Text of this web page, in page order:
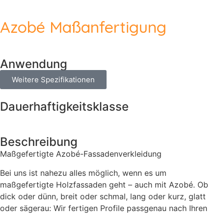
Azobé Maßanfertigung
Anwendung
Weitere Spezifikationen
Dauerhaftigkeitsklasse
Beschreibung
Maßgefertigte Azobé-Fassadenverkleidung
Bei uns ist nahezu alles möglich, wenn es um
maßgefertigte Holzfassaden geht – auch mit Azobé. Ob
dick oder dünn, breit oder schmal, lang oder kurz, glatt
oder sägerau: Wir fertigen Profile passgenau nach Ihren